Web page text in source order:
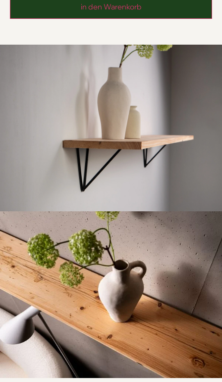
in den Warenkorb